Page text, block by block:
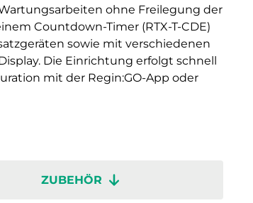
ohne Freilegung der
Countdown-Timer (RTX-T-CDE)
sowie mit verschiedenen
Die Einrichtung erfolgt schnell
mit der Regin:GO-App oder
ZUBEHÖR